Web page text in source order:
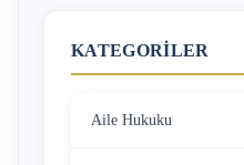
KATEGORILER
Aile Hukuku